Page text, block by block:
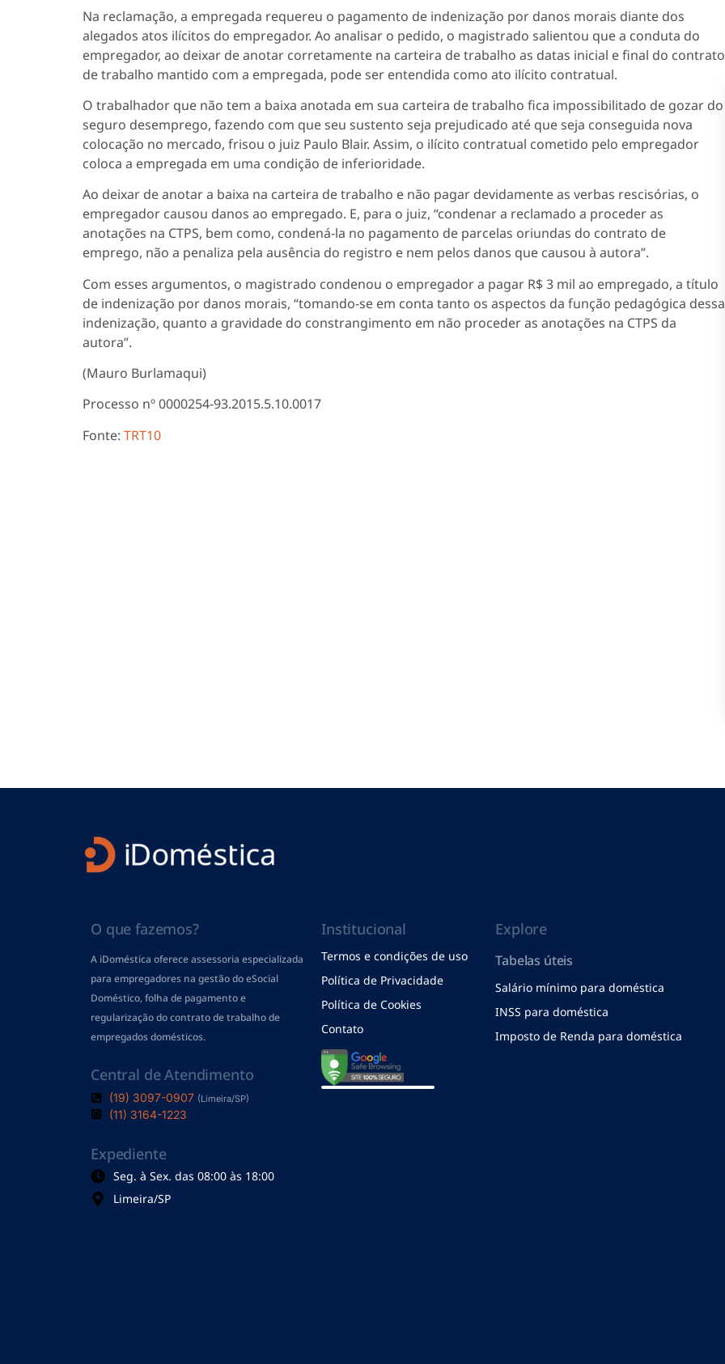
Na reclamação, a empregada requereu o pagamento de indenização por danos morais diante dos
alegados atos ilícitos do empregador. Ao analisar o pedido, o magistrado salientou que a conduta do
empregador, ao deixar de anotar corretamente na carteira de trabalho as datas inicial e final do contrato
de trabalho mantido com a empregada, pode ser entendida como ato ilícito contratual.
O trabalhador que não tem a baixa anotada em sua carteira de trabalho fica impossibilitado de gozar do
seguro desemprego, fazendo com que seu sustento seja prejudicado até que seja conseguida nova
colocação no mercado, frisou o juiz Paulo Blair. Assim, o ilícito contratual cometido pelo empregador
coloca a empregada em uma condição de inferioridade.
Ao deixar de anotar a baixa na carteira de trabalho e não pagar devidamente as verbas rescisórias, o
empregador causou danos ao empregado. E, para o juiz, “condenar a reclamado a proceder as
anotações na CTPS, bem como, condená-la no pagamento de parcelas oriundas do contrato de
emprego, não a penaliza pela ausência do registro e nem pelos danos que causou à autora”.
Com esses argumentos, o magistrado condenou o empregador a pagar R$ 3 mil ao empregado, a título
de indenização por danos morais, “tomando-se em conta tanto os aspectos da função pedagógica dessa
indenização, quanto a gravidade do constrangimento em não proceder as anotações na CTPS da
autora”.
(Mauro Burlamaqui)
Processo nº 0000254-93.2015.5.10.0017
Fonte: TRT10
O que fazemos?
A iDoméstica oferece assessoria especializada
para empregadores na gestão do eSocial
Doméstico, folha de pagamentoe
regularização do contrato de trabalho de
empregados domésticos.
Central de Atendimento
(19) 3097-0907 (Limeira/SP)
(11) 3164-1223
Expediente
Seg. à Sex. das 08:00 às 18:00
Limeira/SP
Institucional
Termos e condições de uso
Política de Privacidade
Política de Cookies
Contato
Explore
Tabelas úteis
Salário mínimo para doméstica
INSS para doméstica
Imposto de Renda para doméstica